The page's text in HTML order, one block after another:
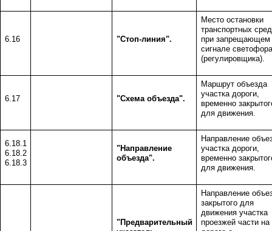
6.16 "Стоп-линия".
Место остановки
транспортных
при запрещающем
сигнале светофора
(регулировщика).
6.17 "Схема объезда".
Маршрут объезда
участка дороги,
временно
для движения.
6.18.1
6.18.2
6.18.3
"Направление
объезда".
Направление
участка дороги,
временно
для движения.
"Предварительный
Направление
закрытого для
движения участка
проезжей части на